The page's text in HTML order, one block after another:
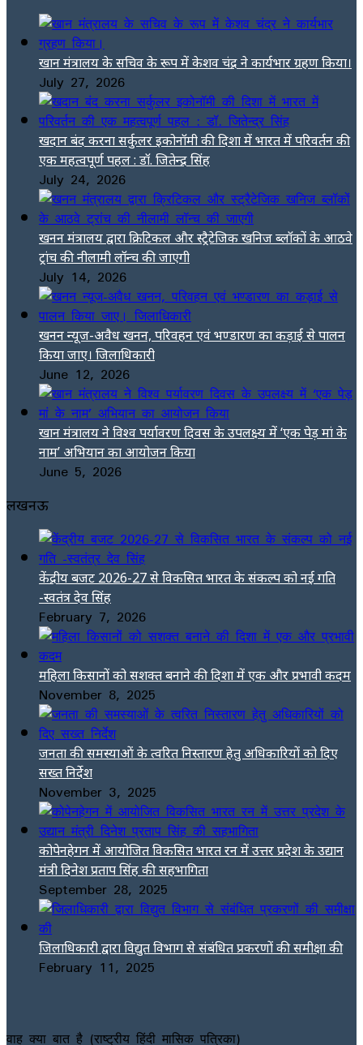
खान मंत्रालय के सचिव के रूप में केशव चंद्र ने कार्यभार ग्रहण किया।
July 27, 2026
खदान बंद करना सर्कुलर इकोनॉमी की दिशा में भारत में परिवर्तन की
एक महत्वपूर्ण पहल : डॉ. जितेन्द्र सिंह
July 24, 2026
खनन मंत्रालय द्वारा क्रिटिकल और स्ट्रैटेजिक खनिज ब्लॉकों के आठवे
ट्रांच की नीलामी लॉन्च की जाएगी
July 14, 2026
खनन न्यूज-अवैध खनन, परिवहन एवं भण्डारण का कड़ाई से पालन
किया जाए। जिलाधिकारी
June 12, 2026
खान मंत्रालय ने विश्व पर्यावरण दिवस के उपलक्ष्य में ‘एक पेड़ मां के
नाम’ अभियान का आयोजन किया
June 5, 2026
लखनऊ
केंद्रीय बजट 2026-27 से विकसित भारत के संकल्प को नई गति
-स्वतंत्र देव सिंह
February 7, 2026
महिला किसानों को सशक्त बनाने की दिशा में एक और प्रभावी कदम
November 8, 2025
जनता की समस्याओं के त्वरित निस्तारण हेतु अधिकारियों को दिए
सख्त निर्देश
November 3, 2025
कोपेनहेगन में आयोजित विकसित भारत रन में उत्तर प्रदेश के उद्यान
मंत्री दिनेश प्रताप सिंह की सहभागिता
September 28, 2025
जिलाधिकारी द्वारा विद्युत विभाग से संबंधित प्रकरणों की समीक्षा की
February 11, 2025
वाह क्या बात है (राष्ट्रीय हिंदी मासिक पत्रिका)